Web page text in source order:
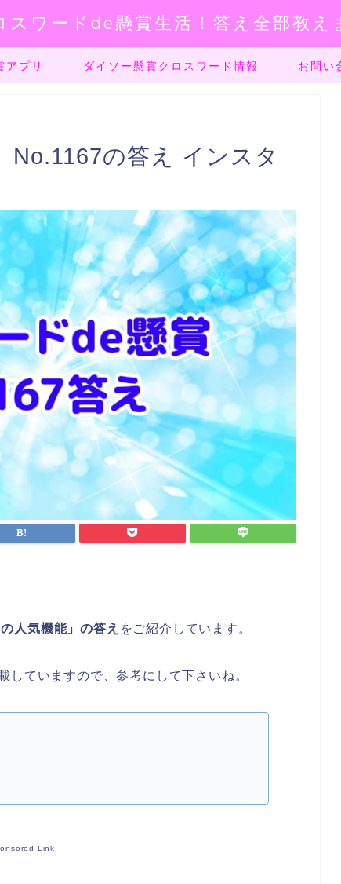
スワードde懸賞生活！答え全部教え
アプリ ダイソー懸賞クロスワード情報 お問い
No.1167の答え インスタ
人気機能」の答え をご紹介しています。
していますので、参考にして下さいね。
Link